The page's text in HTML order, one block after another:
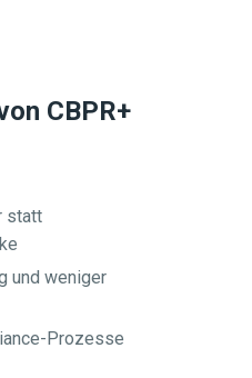
CBPR+
statt
und weniger
Prozesse